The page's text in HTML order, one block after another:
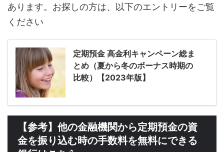
あります。お探しの方は、以下のエントリーをご覧
ください
定期預金 高金利キャンペーン総ま
とめ（夏から冬のボーナス時期の
比較）【2023年版】
【参考】他の金融機関から定期預金の資
金を振り込む時の手数料を無料にできる